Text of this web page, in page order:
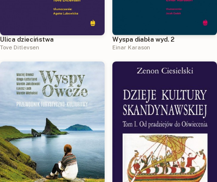
Ulica dzieciństwa
Tove Ditlevsen
Wyspa diabła wyd. 2
Einar Karason